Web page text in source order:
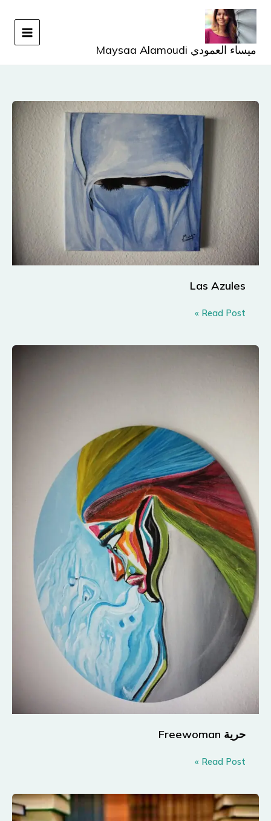
تخطي
المحتوى
ميساء العمودي Maysaa Alamoudi
Las Azules
Las
Read Post »
حرية Freewoman
حرية
Read Post »